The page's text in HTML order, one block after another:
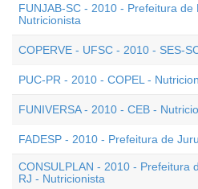
FUNJAB-SC - 2010 - Prefeitura de
Nutricionista
COPERVE - UFSC - 2010 - SES-
PUC-PR - 2010 - COPEL -
FUNIVERSA - 2010 - CEB -
FADESP - 2010 - Prefeitura de
CONSULPLAN - 2010 - Prefeitura
RJ - Nutricionista